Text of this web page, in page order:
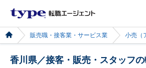
販売職・接客業・サービス業 小売（
香川県／接客・販売・スタッフ